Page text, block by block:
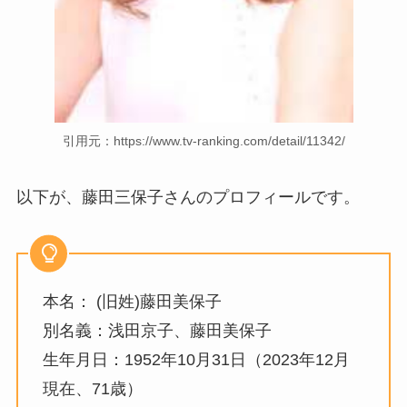
引用元：https://www.tv-ranking.com/detail/11342/
以下が、藤田三保子さんのプロフィールです。
本名： (旧姓)藤田美保子
別名義：浅田京子、藤田美保子
生年月日：1952年10月31日（2023年12月
現在、71歳）